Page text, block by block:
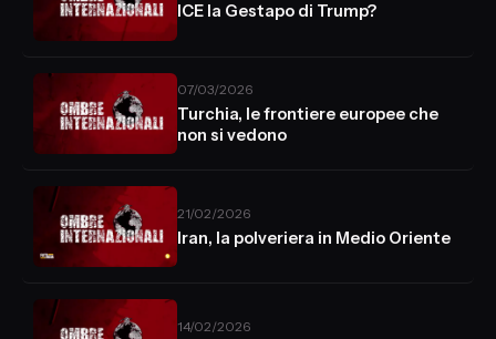
ICE la Gestapo di Trump?
07/03/2026
Turchia, le frontiere europee che
non si vedono
21/02/2026
Iran, la polveriera in Medio Oriente
14/02/2026